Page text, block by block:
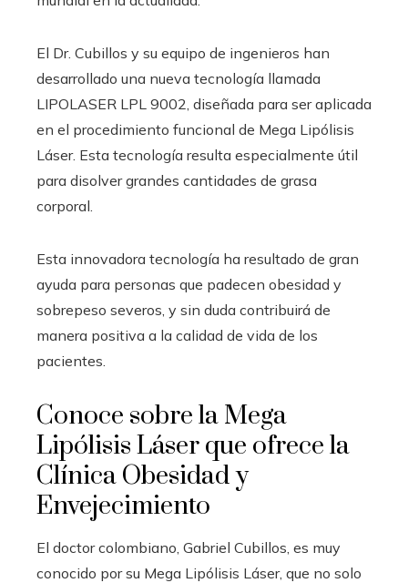
El Dr. Cubillos y su equipo de ingenieros han
desarrollado una nueva tecnología llamada
LIPOLASER LPL 9002, diseñada para ser aplicada
en el procedimiento funcional de Mega Lipólisis
Láser. Esta tecnología resulta especialmente útil
para disolver grandes cantidades de grasa
corporal.
Esta innovadora tecnología ha resultado de gran
ayuda para personas que padecen obesidad y
sobrepeso severos, y sin duda contribuirá de
manera positiva a la calidad de vida de los
pacientes.
Conoce sobre la Mega
Lipólisis Láser que ofrece la
Clínica Obesidad y
Envejecimiento
El doctor colombiano, Gabriel Cubillos, es muy
conocido por su Mega Lipólisis Láser, que no solo